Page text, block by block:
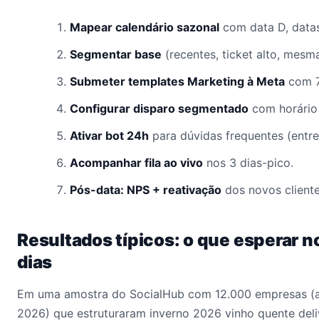
Mapear calendário sazonal com data D,
Segmentar base (recentes, ticket alto,
Submeter templates Marketing à Meta com
Configurar disparo segmentado com
Ativar bot 24h para dúvidas frequentes
Acompanhar fila ao vivo nos 3 dias-pico.
Pós-data: NPS + reativação dos novos
Resultados típicos: o que esperar
dias
Em uma amostra do SocialHub com 12.000 empresas
2026) que estruturaram inverno 2026 vinho quente